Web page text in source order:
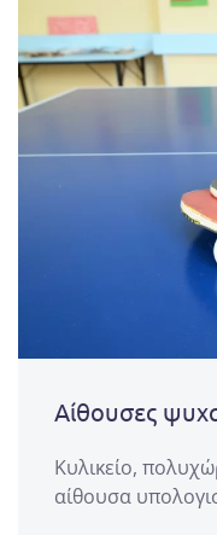
Αίθουσες
Κυλικείο,
αίθουσα